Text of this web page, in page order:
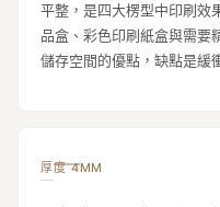
平整，是四大楞型中印刷效
品盒、彩色印刷紙盒與需要
儲存空間的優點，缺點是緩
厚度 4MM